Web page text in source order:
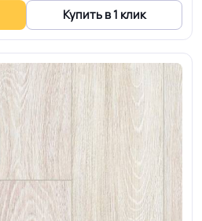
Купить в 1 клик